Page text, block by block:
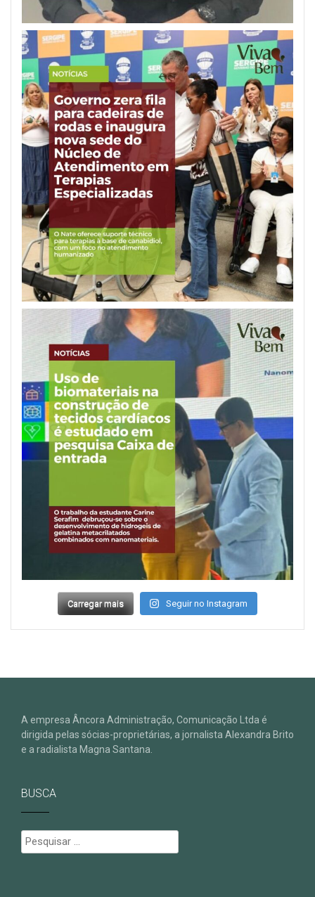
Carregar mais Seguir no Instagram
A empresa Âncora Administração, Comunicação Ltda é
dirigida pelas sócias-proprietárias, a jornalista Alexandra Brito
e a radialista Magna Santana.
BUSCA
Pesquisar
por: